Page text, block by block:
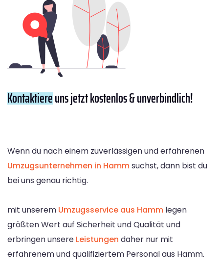
Kontaktiereuns jetzt kostenlos & unverbindlich!
Wenn du nach einem zuverlässigen und erfahrenen
Umzugsunternehmen in Hammsuchst, dann bist du
bei uns genau richtig.
mit unserem Umzugsservice aus Hamm legen
größten Wert auf Sicherheit und Qualität und
erbringen unsere Leistungen daher nur mit
erfahrenem und qualifiziertem Personal aus Hamm.